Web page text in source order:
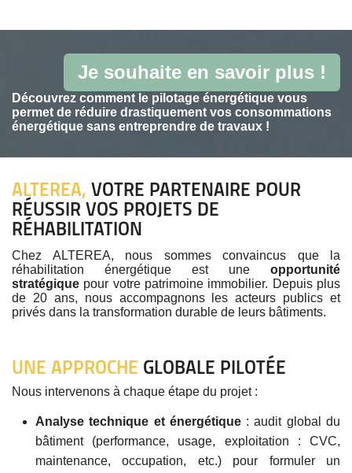
Je souhaite en savoir plus !
Découvrez comment le pilotage énergétique vous
permet de réduire drastiquement vos consommations
énergétique sans entreprendre de travaux !
ALTEREA, VOTRE PARTENAIRE POUR
RÉUSSIR VOS PROJETS DE
RÉHABILITATION
Chez ALTEREA, nous sommes convaincus que la
réhabilitation énergétique est une opportunité
stratégique pour votre patrimoine immobilier. Depuis plus
de 20 ans, nous accompagnons les acteurs publics et
privés dans la transformation durable de leurs bâtiments.
UNE APPROCHE GLOBALE PILOTÉE
Nous intervenons à chaque étape du projet :
Analyse technique et énergétique: audit global du
bâtiment (performance, usage, exploitation : CVC,
maintenance, occupation, etc.) pour formuler un